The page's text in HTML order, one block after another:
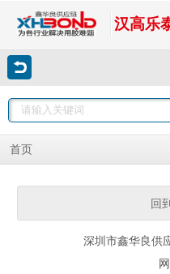
汉高乐
首页
回
深圳市鑫华良供